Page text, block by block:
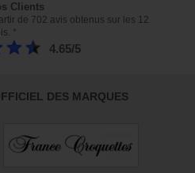
Clients
de 702 avis obtenus sur les 12
*
4.65/5
DES MARQUES